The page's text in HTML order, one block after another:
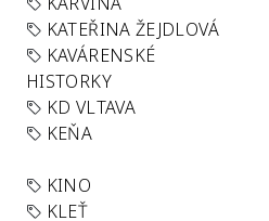
KATEŘINA ŽEJDLOVÁ
KAVÁRENSKÉ
HISTORKY
KD VLTAVA
KEŇA
KINO
KLEŤ